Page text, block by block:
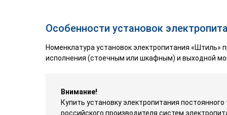
Особенности установок
Номенклатура установок электропитания
исполнения (стоечным или шкафным) и выходной
Внимание!
Купить установку электропитания
российского производителя систем